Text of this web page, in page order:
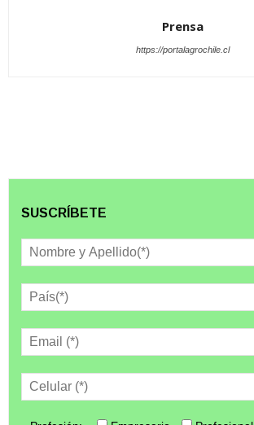
Prensa
https://portalagrochile.cl
SUSCRÍBETE